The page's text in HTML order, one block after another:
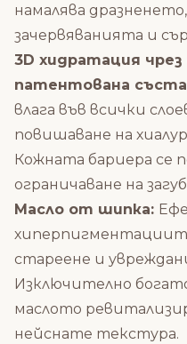
намалява
зачервяванията и
3D хидратация чрез
патентована
влага във всички
повишаване на
Кожната бариера се
ограничаване на
Масло от шипка:
стареене и
Изключително
маслото
нейснате текстура.